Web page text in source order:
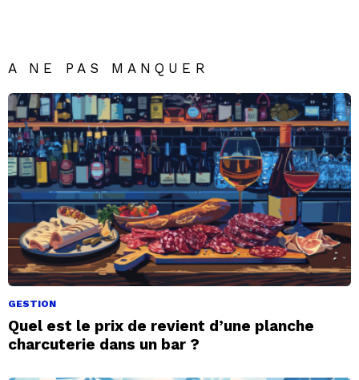
A NE PAS MANQUER
GESTION
Quel est le prix de revient d’une planche
charcuterie dans un bar ?